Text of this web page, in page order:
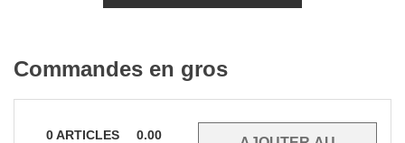
Commandes en gros
0ARTICLES
0.00